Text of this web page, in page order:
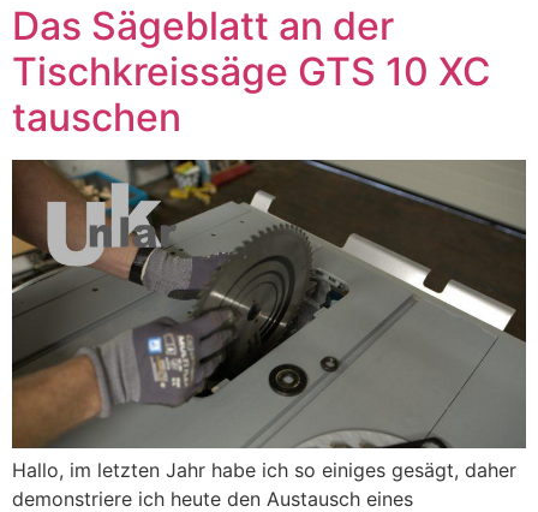
Das Sägeblatt an der
Tischkreissäge GTS 10 XC
tauschen
Hallo, im letzten Jahr habe ich so einiges gesägt, daher
demonstriere ich heute den Austausch eines